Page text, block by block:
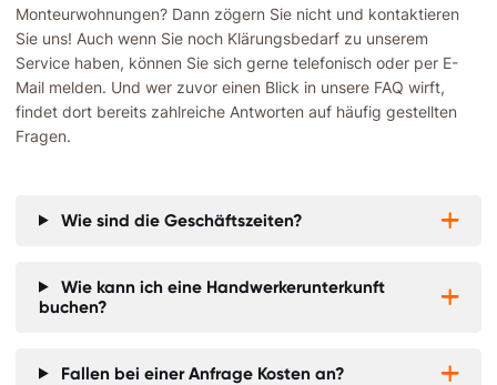
Monteurwohnungen? Dann zögern Sie nicht und kontaktieren
Sie uns! Auch wenn Sie noch Klärungsbedarf zu unserem
Service haben, können Sie sich gerne telefonisch oder per E-
Mail melden. Und wer zuvor einen Blick in unsere FAQ wirft,
findet dort bereits zahlreiche Antworten auf häufig gestellten
Fragen.
Wie sind die Geschäftszeiten? 

Wie kann ich eine Handwerkerunterkunft
buchen?


Fallen bei einer Anfrage Kosten an? 
